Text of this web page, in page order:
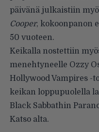
päivänä julkaistiin
Cooper, kokoonpanon
50 vuoteen.
Keikalla nostettiin
menehtyneelle Ozzy
Hollywood Vampires -
keikan loppupuolella
Black Sabbathin
Katso alta.